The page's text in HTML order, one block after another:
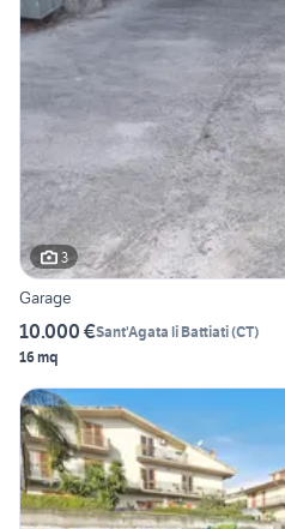
3
Garage
10.000 €Sant'Agata li Battiati(CT)
16 mq